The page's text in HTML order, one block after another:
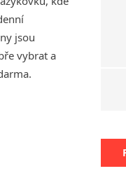
jsou
vybrat a